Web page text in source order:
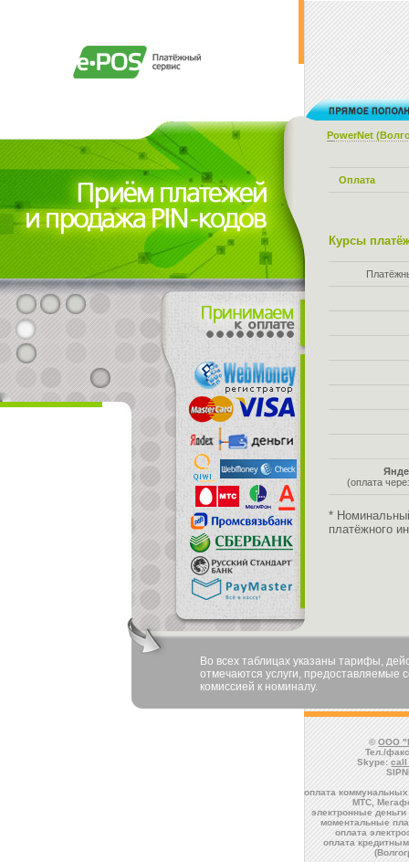
PowerNet
Оплата
Курсы
(оплата
*
платёжного
Во всех таблицах указаны тарифы,
отмечаются услуги, предоставляемые
комиссией к номиналу.
©ООО
Тел./
Skype:
оплата
МТС,
электронные
моментальные
оплата
оплата